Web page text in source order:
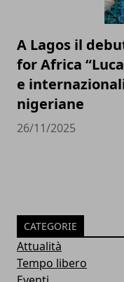
A Lagos il
for Africa
e
nigeriane
26/11/2025
CATEGORIE
Attualità
Tempo libero